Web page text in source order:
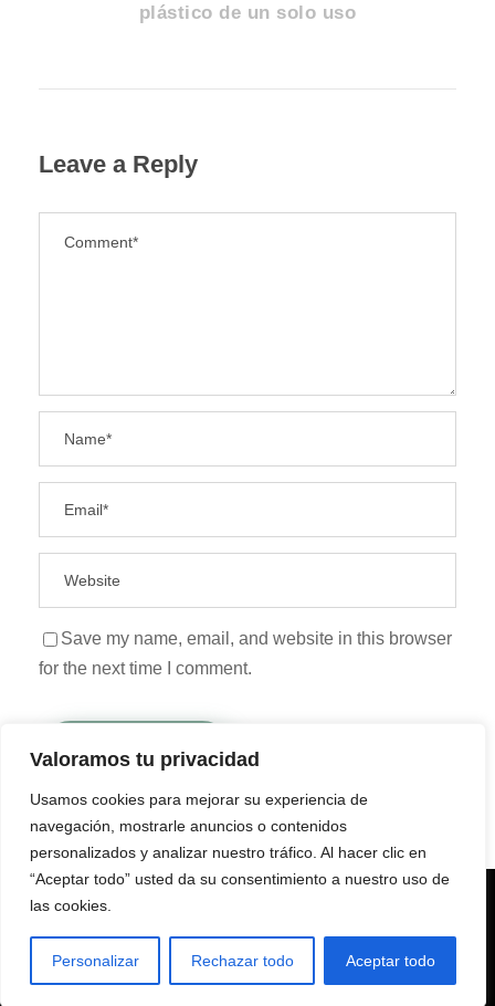
Valoramos tu privacidad
Usamos cookies para mejorar su experiencia de
navegación, mostrarle anuncios o contenidos
personalizados y analizar nuestro tráfico. Al hacer clic en
“Aceptar todo” usted da su consentimiento a nuestro uso de
las cookies.
Personalizar Rechazar todo Aceptar todo
plástico de un solo uso
Leave a Reply
Save my name, email, and website in this browser
for the next time I comment.
POLÍTICA DE COOKIES
Utilizamos cookies para asegurar que damos la mejor
utilizando este sitio asumiremos que está de acuerdo.